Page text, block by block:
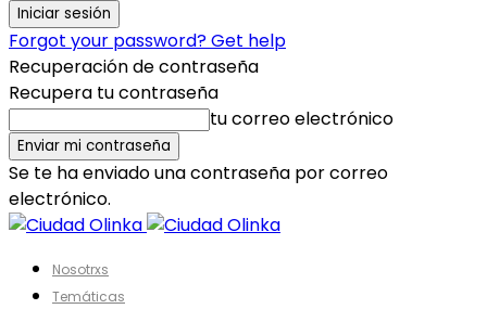
Forgot your password? Get help
Recuperación de contraseña
Recupera tu contraseña
tu correo electrónico
Se te ha enviado una contraseña por correo
electrónico.
Nosotrxs
Temáticas